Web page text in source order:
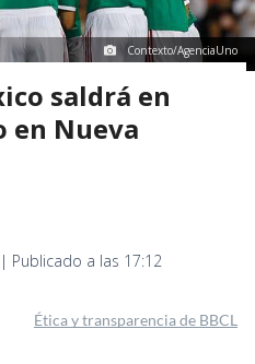
Contexto/AgenciaUno
saldrá en
en Nueva
Publicado a las 17:12
Ética y transparencia de BBCL